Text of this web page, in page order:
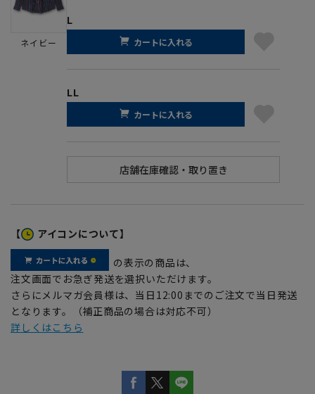
ネイビー
L
カートに入れる
LL
カートに入れる
【 アイコンについて】
の表示の商品は、
注文画面でお急ぎ発送を選択いただけます。
さらにメルマガ会員様は、当日12:00までのご注文で当日発送
となります。（補正商品の場合は対応不可）
詳しくはこちら